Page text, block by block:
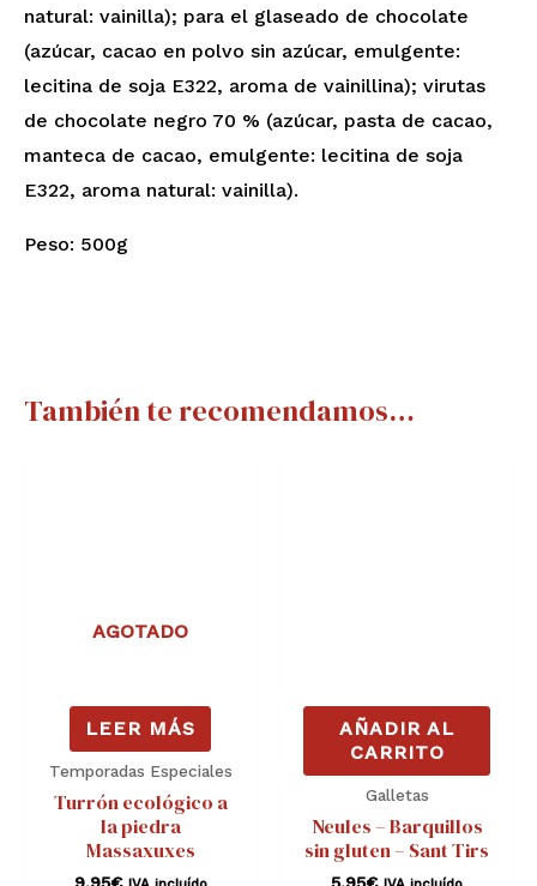
natural: vainilla); para el glaseado de chocolate
(azúcar, cacao en polvo sin azúcar, emulgente:
lecitina de soja E322, aroma de vainillina); virutas
de chocolate negro 70 % (azúcar, pasta de cacao,
manteca de cacao, emulgente: lecitina de soja
E322, aroma natural: vainilla).
Peso: 500g
También te recomendamos…
AGOTADO
LEER MÁS
Temporadas Especiales
Turrón ecológico a
la piedra
Massaxuxes
AÑADIR AL
CARRITO
Galletas
Neules – Barquillos
sin gluten – Sant Tirs